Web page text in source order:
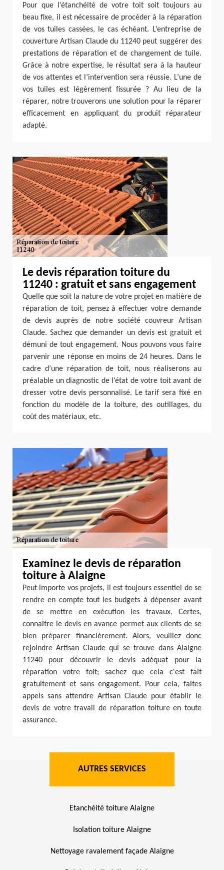
Pour que l’étanchéité de votre toit soit toujours au
beau fixe, il est nécessaire de procéder à la réparation
de vos tuiles cassées, le cas échéant. L’entreprise de
couverture Artisan Claude du 11240 peut suggérer des
prestations de réparation et de changement de tuile.
Grâce à notre expertise, le résultat sera à la hauteur
de vos attentes et l’intervention sera réussie. L’une de
vos tuiles est légèrement fissurée ? Au lieu de la
réparer, notre trouverons une solution pour la réparer
efficacement en appliquant du produit réparateur
adapté.
Le devis réparation toiture du
11240 : gratuit et sans engagement
Quelle que soit la nature de votre projet en matière de
réparation de toit, pensez à effectuer votre demande
de devis auprès de notre société couvreur Artisan
Claude. Sachez que demander un devis est gratuit et
démuni de tout engagement. Nous pouvons vous faire
parvenir une réponse en moins de 24 heures. Dans le
cadre d’une réparation de toit, nous réaliserons au
préalable un diagnostic de l’état de votre toit avant de
dresser votre devis personnalisé. Le tarif sera fixé en
fonction du modèle de la toiture, des outillages, du
coût des matériaux, etc.
Examinez le devis de réparation
toiture à Alaigne
Peut importe vos projets, il est toujours essentiel de se
rendre en compte tout les budgets à dépenser avant
de se mettre en exécution les travaux. Certes,
connaître le devis en avance permet aux clients de se
bien préparer financièrement. Alors, veuillez donc
rejoindre Artisan Claude qui se trouve dans Alaigne
11240 pour découvrir le devis adéquat pour la
réparation votre toit; sachez que cela c'est fait
gratuitement et sans engagement. Pour cela, faites
appels sans attendre Artisan Claude pour établir le
devis de votre travail de réparation toiture en toute
assurance.
AUTRES SERVICES
Etanchéité toiture Alaigne
Isolation toiture Alaigne
Nettoyage ravalement façade Alaigne